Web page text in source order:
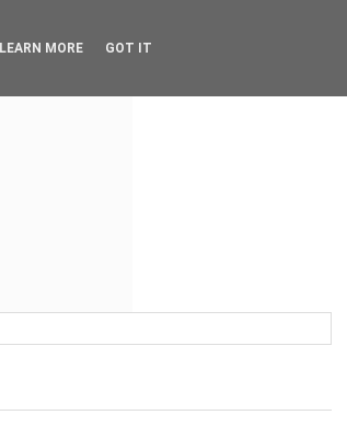
LEARN MORE GOT IT